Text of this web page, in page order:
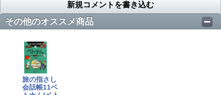
新規コメントを書き込む
その他のオススメ商品
旅の指さし
会話帳11ベ